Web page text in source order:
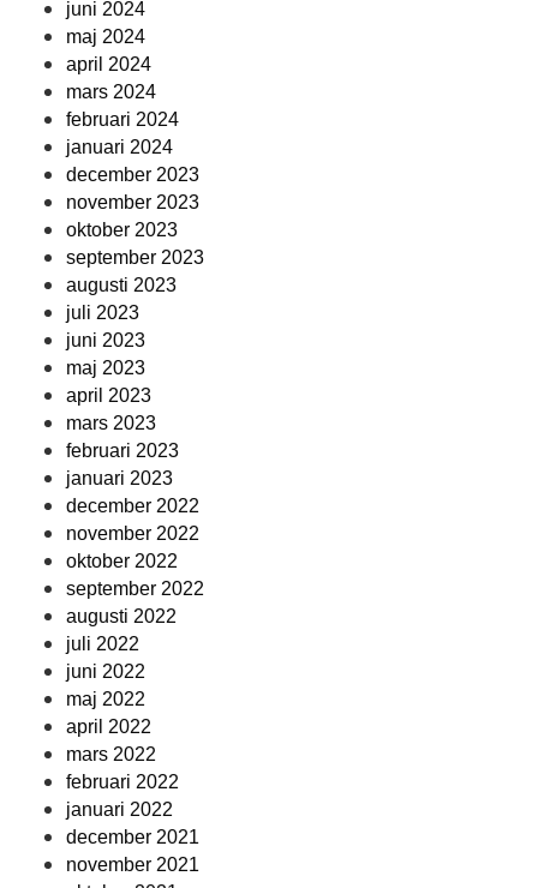
juni 2024
maj 2024
april 2024
mars 2024
februari 2024
januari 2024
december 2023
november 2023
oktober 2023
september 2023
augusti 2023
juli 2023
juni 2023
maj 2023
april 2023
mars 2023
februari 2023
januari 2023
december 2022
november 2022
oktober 2022
september 2022
augusti 2022
juli 2022
juni 2022
maj 2022
april 2022
mars 2022
februari 2022
januari 2022
december 2021
november 2021